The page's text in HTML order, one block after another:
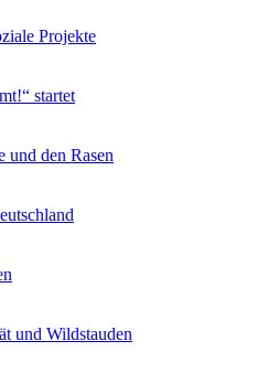
Projekte
startet
und den Rasen
und Wildstauden